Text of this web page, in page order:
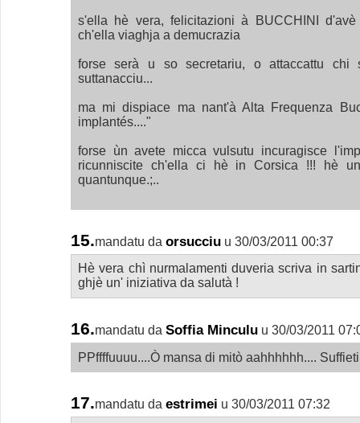
s'ella hè vera, felicitazioni à BUCCHINI
ch'ella viaghja a demucrazia
forse serà u so secretariu, o attaccattu chi
suttanacciu...
ma mi dispiace ma nant'à Alta Frequenza
implantés...."
forse ùn avete micca vulsutu incuragisce
ricunniscite ch'ella ci hè in Corsica !!! hè
quantunque.;..
15.mandatu da orsucciu u 30/03/2011 00:37
Hè vera chì nurmalamenti duveria scriva in
ghjè un' iniziativa da salutà !
16.mandatu da Soffia Minculu u 30/03/2011
PPffffuuuu....Ò mansa di mitò aahhhhhh....
17.mandatu da estrimei u 30/03/2011 07:32